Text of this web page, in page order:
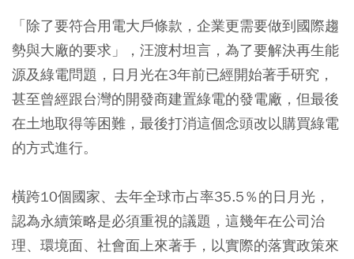
「除了要符合用電大戶條款，企業更需要做到國際趨
勢與大廠的要求」，汪渡村坦言，為了要解決再生能
源及綠電問題，日月光在3年前已經開始著手研究，
甚至曾經跟台灣的開發商建置綠電的發電廠，但最後
在土地取得等困難，最後打消這個念頭改以購買綠電
的方式進行。
橫跨10個國家、去年全球市占率35.5％的日月光，
認為永續策略是必須重視的議題，這幾年在公司治
理、環境面、社會面上來著手，以實際的落實政策來